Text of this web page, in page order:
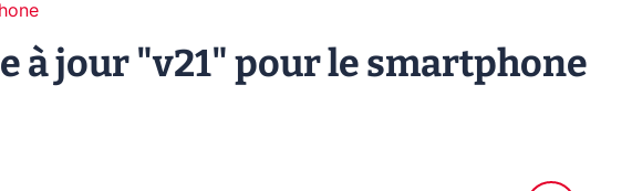
à jour "v21" pour le smartphone